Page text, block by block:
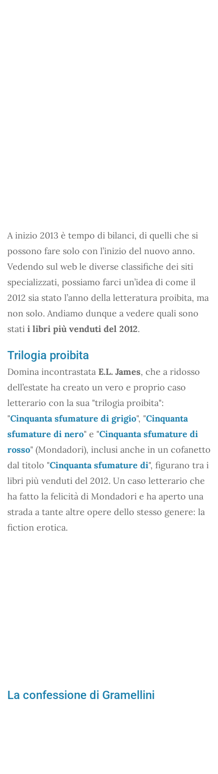
A inizio 2013 è tempo di bilanci, di quelli che si
possono fare solo con l’inizio del nuovo anno.
Vedendo sul web le diverse classifiche dei siti
specializzati, possiamo farci un’idea di come il
2012 sia stato l’anno della letteratura proibita, ma
non solo. Andiamo dunque a vedere quali sono
stati i libri più venduti del 2012.
Trilogia proibita
Domina incontrastata E.L. James, che a ridosso
dell’estate ha creato un vero e proprio caso
letterario con la sua "trilogia proibita":
"Cinquanta sfumature di grigio", "Cinquanta
sfumature di nero" e "Cinquanta sfumature di
rosso" (Mondadori), inclusi anche in un cofanetto
dal titolo "Cinquanta sfumature di", figurano tra i
libri più venduti del 2012. Un caso letterario che
ha fatto la felicità di Mondadori e ha aperto una
strada a tante altre opere dello stesso genere: la
fiction erotica.
La confessione di Gramellini